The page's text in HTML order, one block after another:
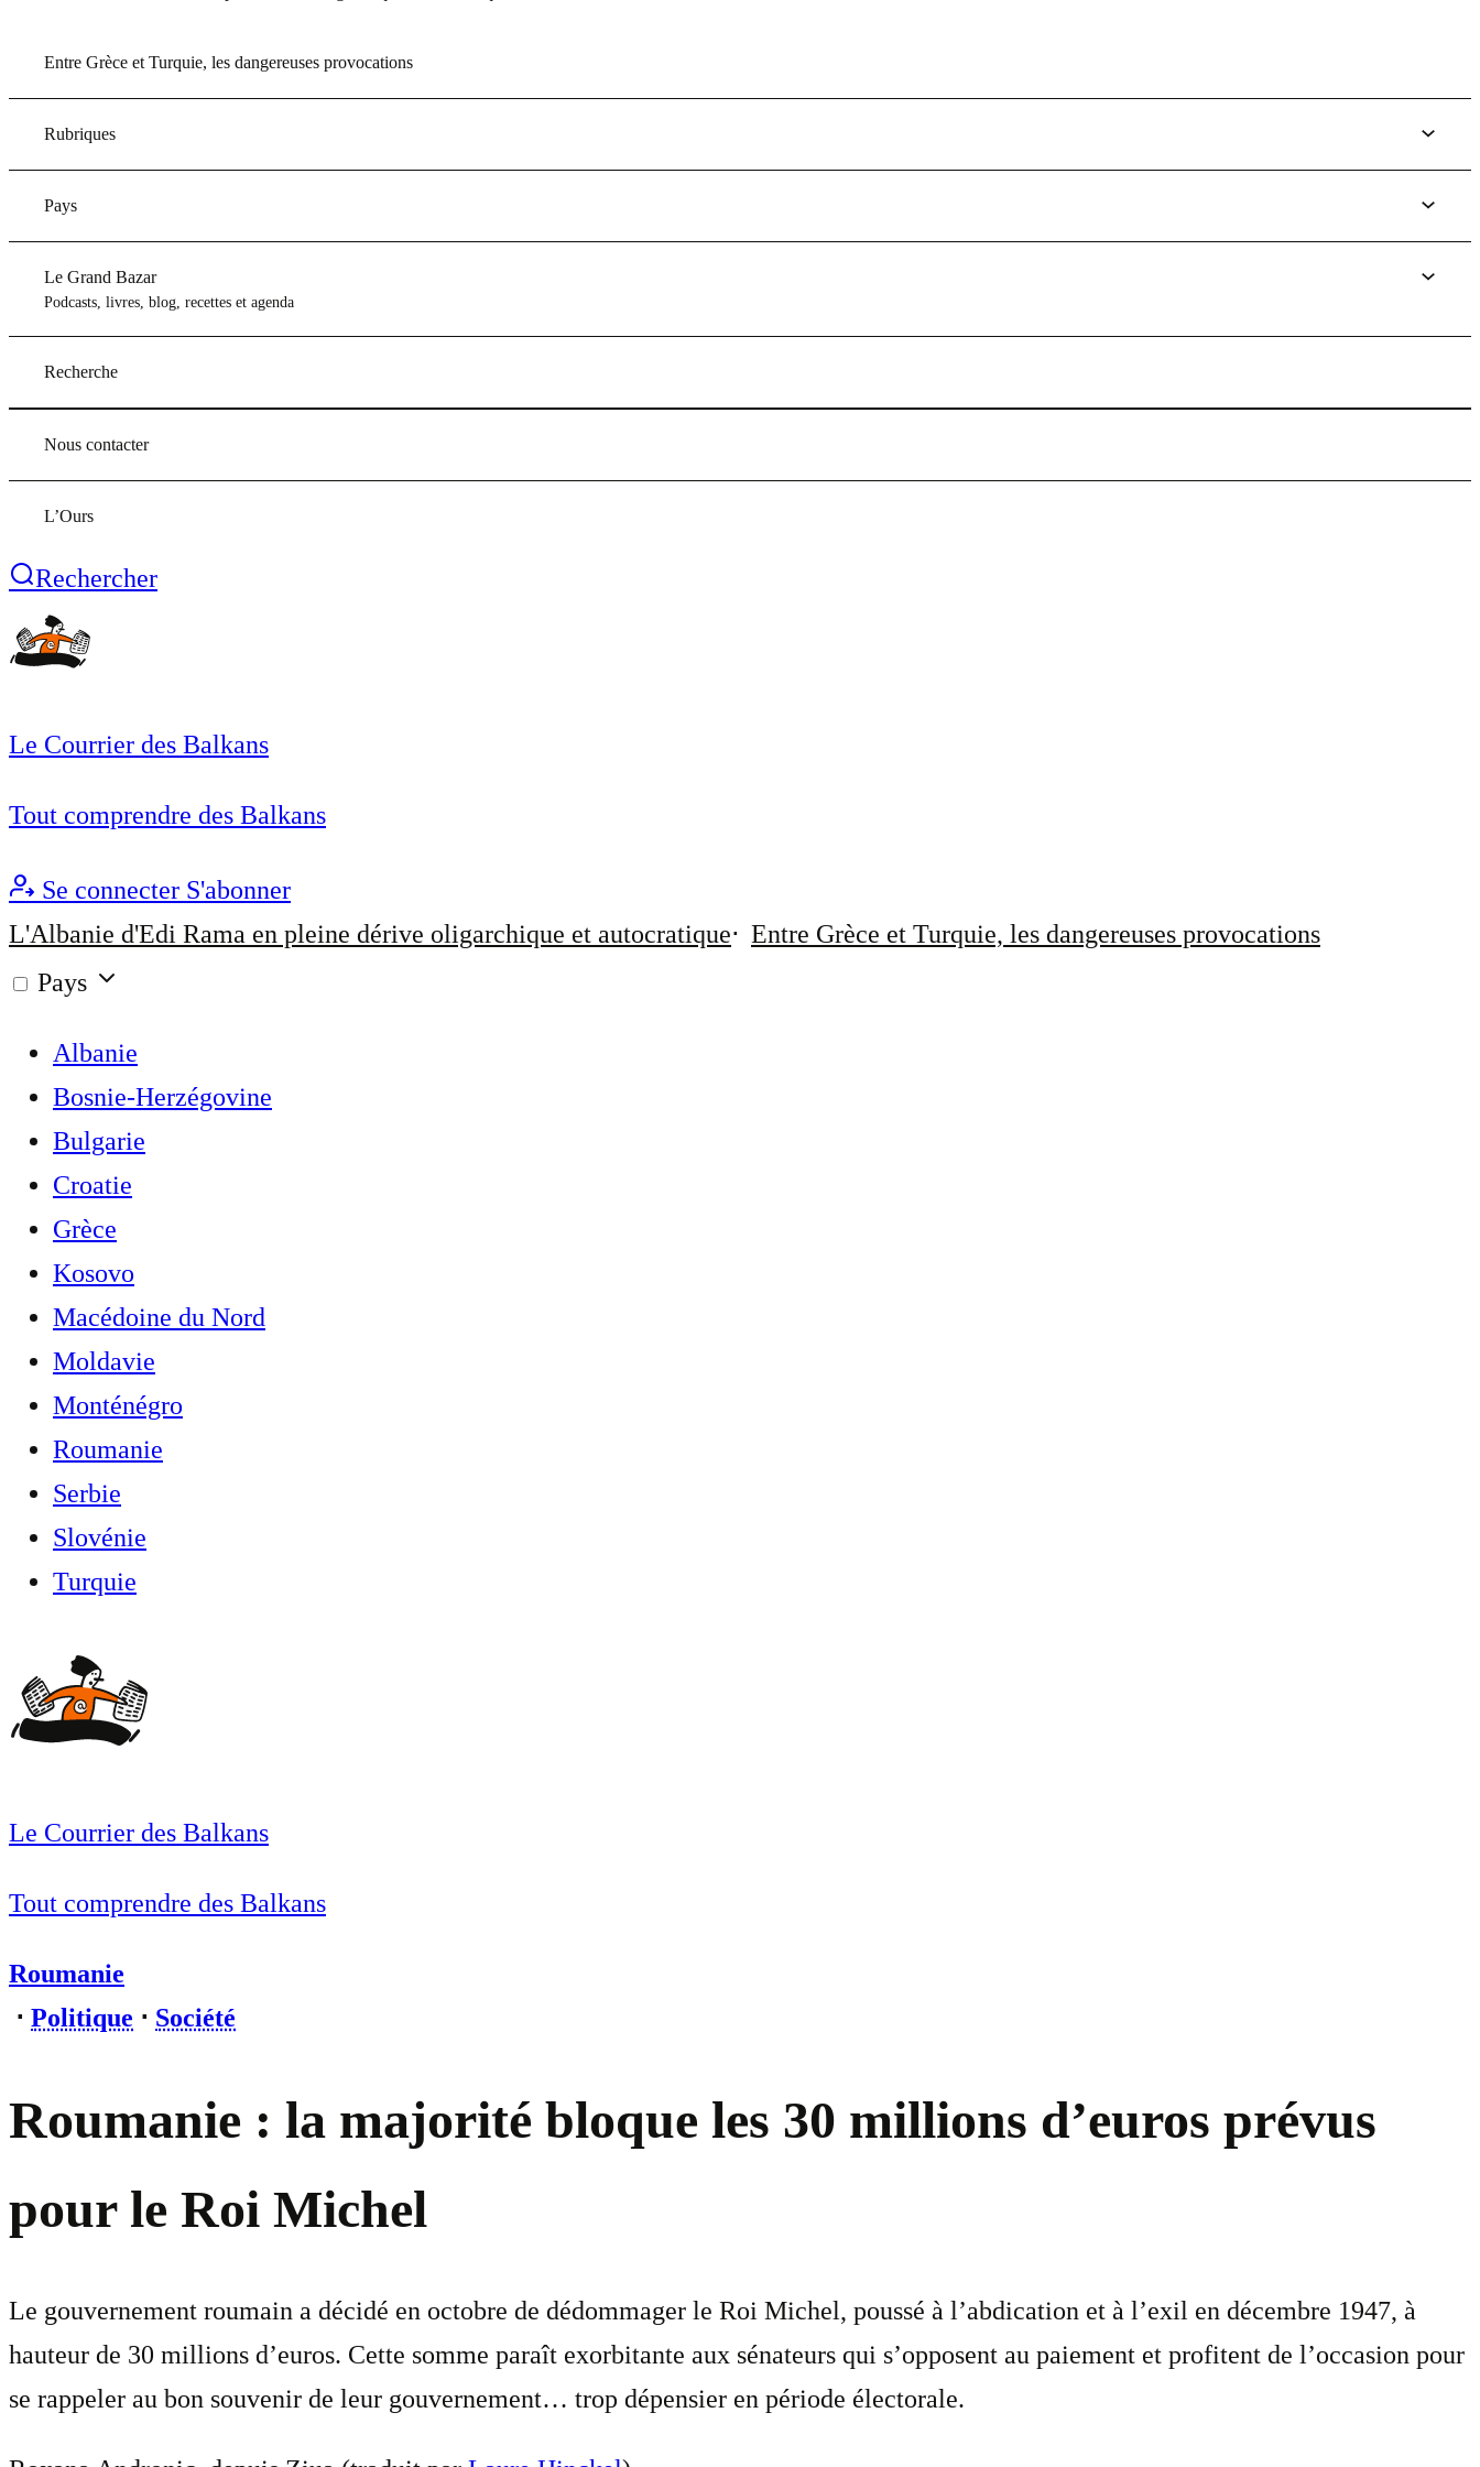
Entre Grèce et Turquie, les dangereuses provocations
Rubriques
Pays
Le Grand Bazar
Podcasts, livres, blog, recettes et agenda
Recherche
Nous contacter
L’Ours
Rechercher
Le Courrier des Balkans
Tout comprendre des Balkans
Se connecter S'abonner
L'Albanie d'Edi Rama en pleine dérive oligarchique et autocratique
Entre Grèce et Turquie, les dangereuses provocations
Pays
Albanie
Bosnie-Herzégovine
Bulgarie
Croatie
Grèce
Kosovo
Macédoine du Nord
Moldavie
Monténégro
Roumanie
Serbie
Slovénie
Turquie
Le Courrier des Balkans
Tout comprendre des Balkans
Roumanie
⋅ Politique ⋅ Société
Roumanie : la majorité bloque les 30 millions d’euros prévus
pour le Roi Michel
Le gouvernement roumain a décidé en octobre de dédommager le Roi Michel, poussé à l’abdication et à l’exil en décembre 1947, à
hauteur de 30 millions d’euros. Cette somme paraît exorbitante aux sénateurs qui s’opposent au paiement et profitent de l’occasion pour
se rappeler au bon souvenir de leur gouvernement… trop dépensier en période électorale.